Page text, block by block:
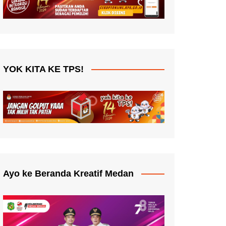
YOK KITA KE TPS!
Ayo ke Beranda Kreatif Medan